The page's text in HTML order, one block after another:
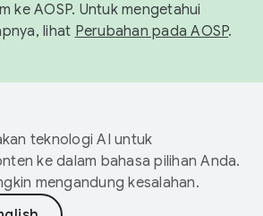
ke AOSP. Untuk mengetahui
lihat Perubahan pada AOSP.
teknologi AI untuk
ke dalam bahasa pilihan Anda.
mengandung kesalahan.